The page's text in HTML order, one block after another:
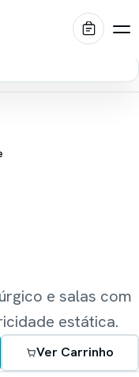
e salas com
estática.
Ver Carrinho